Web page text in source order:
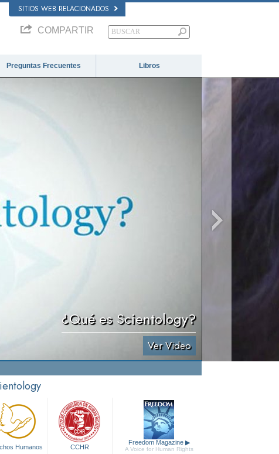
SITIOS WEB RELACIONADOS
COMPARTIR
Preguntas Frecuentes Libros
¿Qué es Scientology?
Ver Video
Humanos CCHR
Freedom Magazine ▶
A Voice for Human Rights